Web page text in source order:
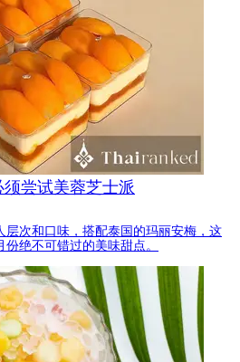
尝试美蓉芝士派
层次和口味，搭配泰国的玛丽安梅，这
绝不可错过的美味甜点。